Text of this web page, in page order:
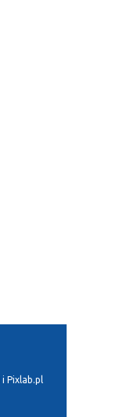
i Pixlab.pl